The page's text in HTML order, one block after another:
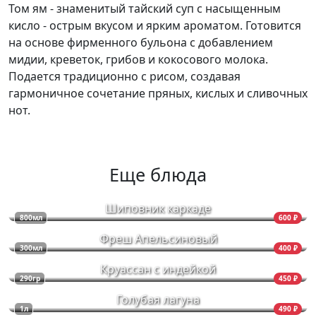
Том ям - знаменитый тайский суп с насыщенным
кисло - острым вкусом и ярким ароматом. Готовится
на основе фирменного бульона с добавлением
мидии, креветок, грибов и кокосового молока.
Подается традиционно с рисом, создавая
гармоничное сочетание пряных, кислых и сливочных
нот.
Еще блюда
800мл 600 ₽
Шиповник каркаде
300мл 400 ₽
Фреш Апельсиновый
290гр 450 ₽
Круассан с индейкой
1л 490 ₽
Голубая лагуна